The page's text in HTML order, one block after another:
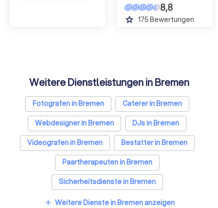
8,8
grade 175 Bewertungen
Weitere Dienstleistungen in Bremen
Fotografen in Bremen
Caterer in Bremen
Webdesigner in Bremen
DJs in Bremen
Videografen in Bremen
Bestatter in Bremen
Paartherapeuten in Bremen
Sicherheitsdienste in Bremen
Freie Redner in Bremen
add Weitere Dienste in Bremen anzeigen